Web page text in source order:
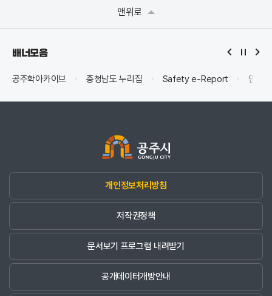
맨위로
배너모음
공주학아카이브 충청남도 누리집 Safety e-Report 안전
개인정보처리방침
저작권정책
문서보기 프로그램 내려받기
공개데이터개방안내